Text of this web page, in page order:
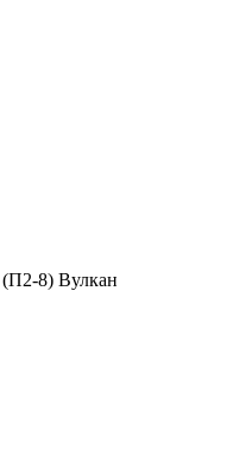
(П2-8) Вулкан